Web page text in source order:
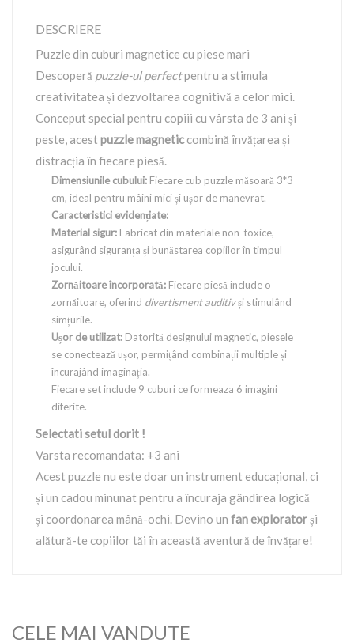
DESCRIERE
Puzzle din cuburi magnetice cu piese mari
Descoperă puzzle-ul perfectpentru a stimula
creativitatea și dezvoltarea cognitivă a celor mici.
Conceput special pentru copiii cu vârsta de 3 ani și
peste, acest puzzle magneticcombină învățarea și
distracția în fiecare piesă.
Dimensiunile cubului: Fiecare cub puzzle măsoară 3*3
cm, ideal pentru mâini mici și ușor de manevrat.
Caracteristici evidențiate:
Material sigur: Fabricat din materiale non-toxice,
asigurând siguranța și bunăstarea copiilor în timpul
jocului.
Zornăitoare încorporată: Fiecare piesă include o
zornăitoare, oferind divertisment auditivși stimulând
simțurile.
Ușor de utilizat: Datorită designului magnetic, piesele
se conectează ușor, permițând combinații multiple și
încurajând imaginația.
Fiecare set include 9 cuburi ce formeaza 6 imagini
diferite.
Selectati setul dorit !
Varsta recomandata: +3 ani
Acest puzzle nu este doar un instrument educațional, ci
și un cadou minunat pentru a încuraja gândirea logică
și coordonarea mână-ochi. Devino un fan exploratorși
alătură-te copiilor tăi în această aventură de învățare!
CELE MAI VANDUTE